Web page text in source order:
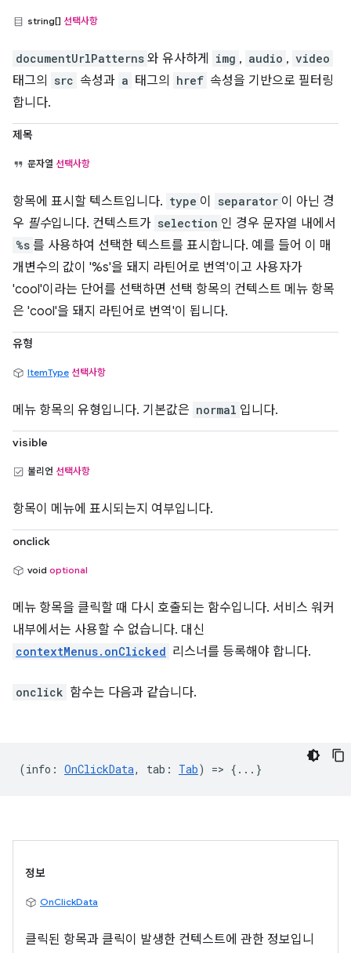
string[] 선택사항
documentUrlPatterns 와 유사하게 img , audio , video
태그의 src 속성과 a 태그의 href 속성을 기반으로 필터링
합니다.
제목
문자열 선택사항
항목에 표시할 텍스트입니다. type 이 separator 이 아닌 경
우 필수입니다. 컨텍스트가 selection 인 경우 문자열 내에서
%s 를 사용하여 선택한 텍스트를 표시합니다. 예를 들어 이 매
개변수의 값이 '%s'을 돼지 라틴어로 번역'이고 사용자가
'cool'이라는 단어를 선택하면 선택 항목의 컨텍스트 메뉴 항목
은 'cool'을 돼지 라틴어로 번역'이 됩니다.
유형
ItemType 선택사항
메뉴 항목의 유형입니다. 기본값은 normal 입니다.
visible
불리언 선택사항
항목이 메뉴에 표시되는지 여부입니다.
onclick
void optional
메뉴 항목을 클릭할 때 다시 호출되는 함수입니다. 서비스 워커
내부에서는 사용할 수 없습니다. 대신
contextMenus.onClicked 리스너를 등록해야 합니다.
onclick 함수는 다음과 같습니다.
(info : OnClickData, tab : Tab) => {...}
정보
OnClickData
클릭된 항목과 클릭이 발생한 컨텍스트에 관한 정보입니